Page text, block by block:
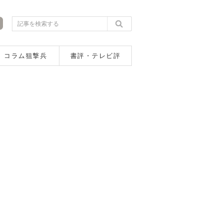
コラム狙撃兵 書評・テレビ評